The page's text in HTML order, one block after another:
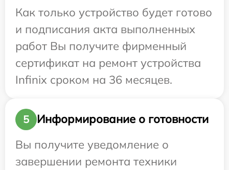
Как только устройство будет готово
и подписания акта выполненных
работ Вы получите фирменный
сертификат на ремонт устройства
Infinix сроком на 36 месяцев.
5
Информирование о готовности
Вы получите уведомление о
завершении ремонта техники